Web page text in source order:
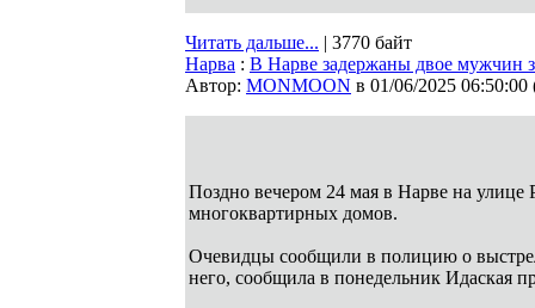
Читать дальше... | 3770 байт
Нарва : В Нарве задержаны двое мужчин
Автор: MONMOON в 01/06/2025 06:50:00
Поздно вечером 24 мая в Нарве на улице
многоквартирных домов.
Очевидцы сообщили в полицию о
него, сообщила в понедельник Идаская